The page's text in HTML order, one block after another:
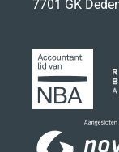
7701 GK